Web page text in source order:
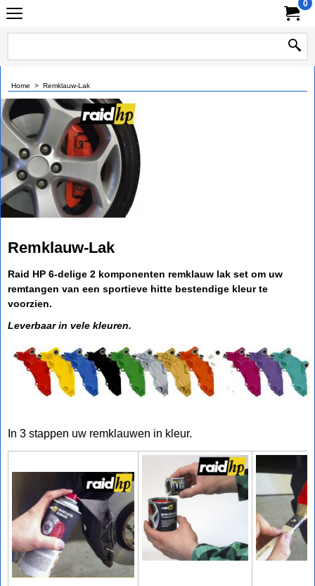
0
Home > Remklauw-Lak
Remklauw-Lak
Raid HP 6-delige 2 komponenten remklauw lak set om uw
remtangen van een sportieve hitte bestendige kleur te
voorzien.
Leverbaar in vele kleuren.
In 3 stappen uw remklauwen in kleur.